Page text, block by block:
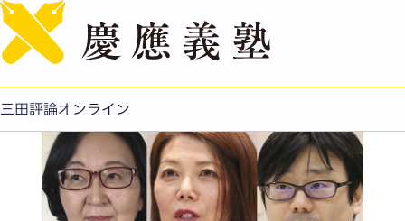
三田評論オンライン
庭を愛でる